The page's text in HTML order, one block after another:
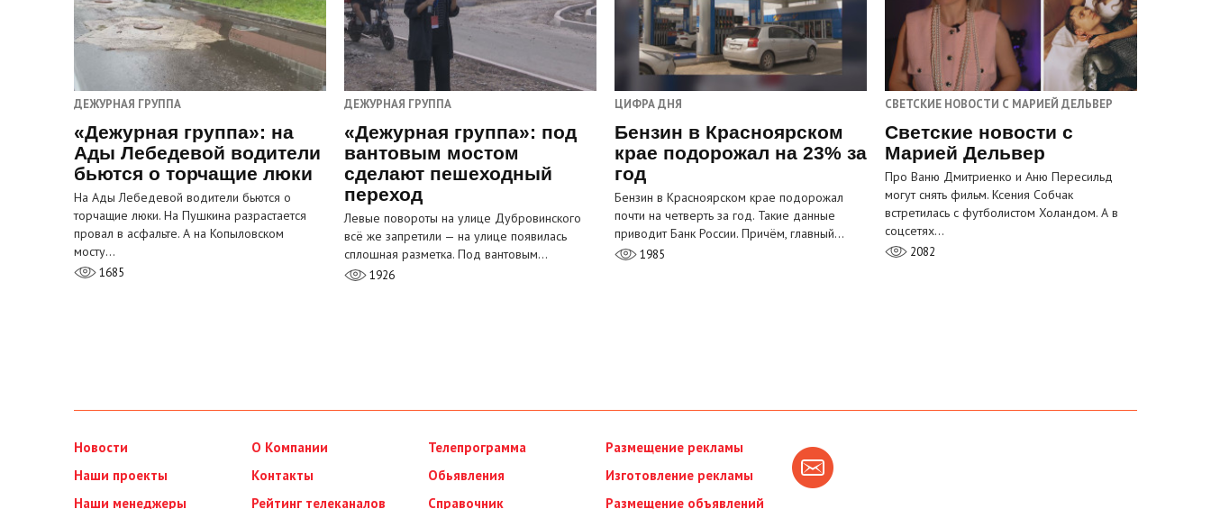
ДЕЖУРНАЯ ГРУППА
«Дежурная группа»: на
Ады Лебедевой водители
бьются о торчащие люки
На Ады Лебедевой водители бьются о
торчащие люки. На Пушкина разрастается
провал в асфальте. А на Копыловском
мосту…
1685
ДЕЖУРНАЯ ГРУППА
«Дежурная группа»: под
вантовым мостом
сделают пешеходный
переход
Левые повороты на улице Дубровинского
всё же запретили — на улице появилась
сплошная разметка. Под вантовым…
1926
ЦИФРА ДНЯ
Бензин в Красноярском
крае подорожал на 23% за
год
Бензин в Красноярском крае подорожал
почти на четверть за год. Такие данные
приводит Банк России. Причём, главный…
1985
СВЕТСКИЕ НОВОСТИ С МАРИЕЙ ДЕЛЬВЕР
Светские новости с
Марией Дельвер
Про Ваню Дмитриенко и Аню Пересильд
могут снять фильм. Ксения Собчак
встретилась с футболистом Холандом. А в
соцсетях…
2082
Новости
Наши проекты
Наши менеджеры
О Компании
Контакты
Рейтинг телеканалов
Телепрограмма
Обьявления
Справочник
Размещение рекламы
Изготовление рекламы
Размещение объявлений